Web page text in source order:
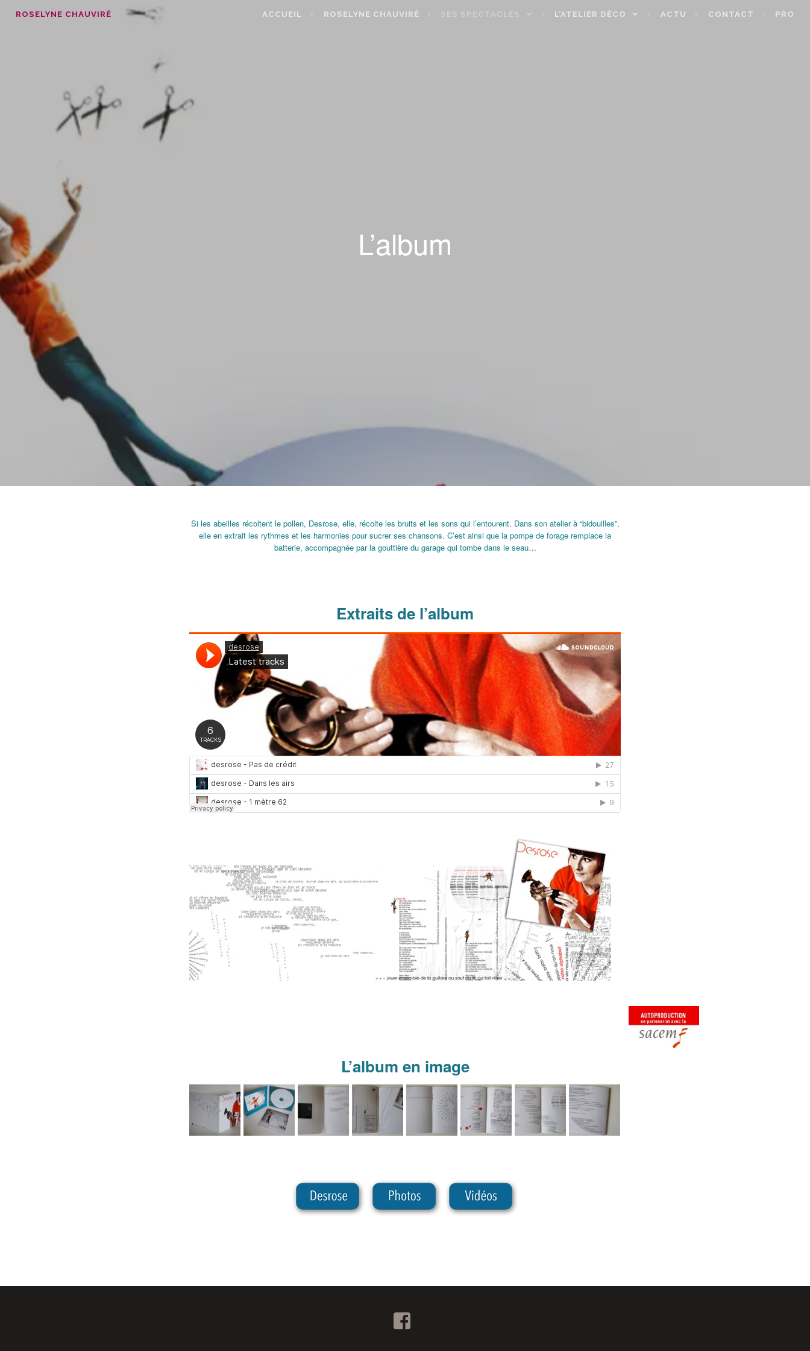
ROSELYNE CHAUVIRÉ ACCUEIL ROSELYNE CHAUVIRÉ SES SPECTACLES L’ATELIER DÉCO ACTU CONTACT PRO
L’album
Si les abeilles récoltent le pollen, Desrose, elle, récolte les bruits et les sons qui l’entourent. Dans son atelier à “bidouilles”,
elle en extrait les rythmes et les harmonies pour sucrer ses chansons. C’est ainsi que la pompe de forage remplace la
batterie, accompagnée par la gouttière du garage qui tombe dans le seau…
Extraits de l’album
L’album en image